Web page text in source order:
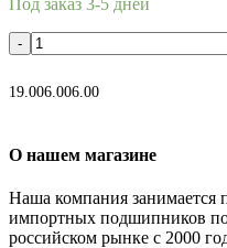
19.006.006.00
О нашем магазине
Наша компания занимается
импортных подшипников по
российском рынке с 2000